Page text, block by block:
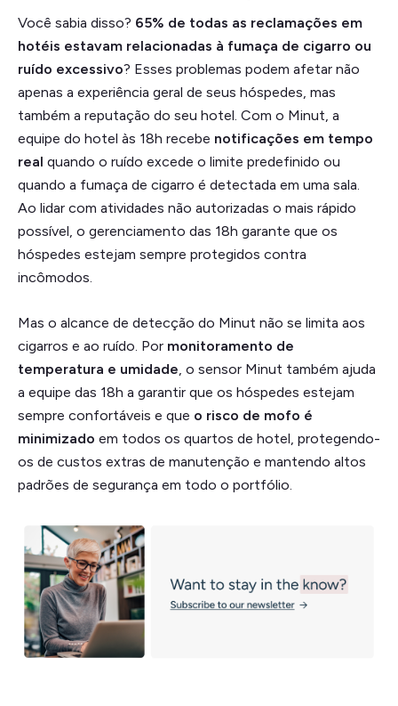
Você sabia disso? 65% de todas as reclamações em
hotéis estavam relacionadas à fumaça de cigarro ou
ruído excessivo? Esses problemas podem afetar não
apenas a experiência geral de seus hóspedes, mas
também a reputação do seu hotel. Com o Minut, a
equipe do hotel às 18h recebe notificações em tempo
real quando o ruído excede o limite predefinido ou
quando a fumaça de cigarro é detectada em uma sala.
Ao lidar com atividades não autorizadas o mais rápido
possível, o gerenciamento das 18h garante que os
hóspedes estejam sempre protegidos contra
incômodos.
Mas o alcance de detecção do Minut não se limita aos
cigarros e ao ruído. Por monitoramento de
temperatura e umidade , o sensor Minut também ajuda
a equipe das 18h a garantir que os hóspedes estejam
sempre confortáveis e que o risco de mofo é
minimizado em todos os quartos de hotel, protegendo-
os de custos extras de manutenção e mantendo altos
padrões de segurança em todo o portfólio.